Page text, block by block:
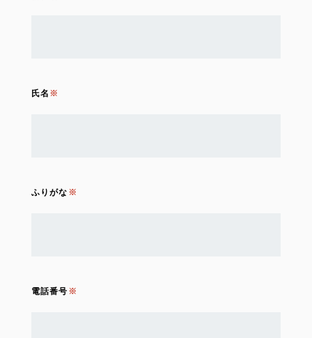
氏名
ふりがな
電話番号